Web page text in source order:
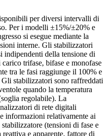
per diversi intervalli di
Per i modelli ±15%/±20% e
si esegue mediante la
interne. Gli stabilizzatori
indipendenti della tensione di
trifase, bifase e monofase
tra le fasi raggiunge il 100% e
Gli stabilizzatori sono raffreddati
quando la temperatura
regolabile). La
di rete digitali
informazioni relativamente ai
(tensioni di fase e
e apparente, fattore di